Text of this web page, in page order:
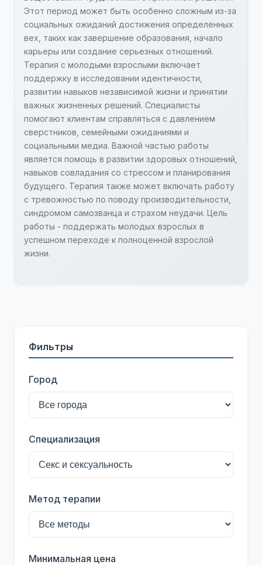
Фильтры
Город
Специализация
Метод терапии
Минимальная цена
Этот период может быть особенно сложным из-за
социальных ожиданий достижения определенных
вех, таких как завершение образования, начало
карьеры или создание серьезных отношений.
Терапия с молодыми взрослыми включает
поддержку в исследовании идентичности,
развитии навыков независимой жизни и принятии
важных жизненных решений. Специалисты
помогают клиентам справляться с давлением
сверстников, семейными ожиданиями и
социальными медиа. Важной частью работы
является помощь в развитии здоровых отношений,
навыков совладания со стрессом и планирования
будущего. Терапия также может включать работу
с тревожностью по поводу производительности,
синдромом самозванца и страхом неудачи. Цель
работы - поддержать молодых взрослых в
успешном переходе к полноценной взрослой
жизни.